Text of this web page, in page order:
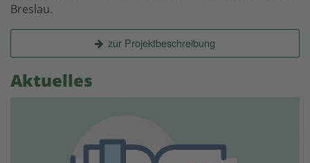
Breslau.
zur Projektbeschreibung
Aktuelles